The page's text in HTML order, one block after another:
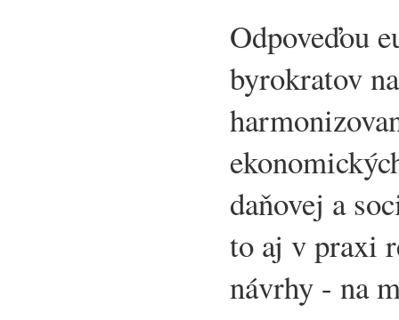
Odpoveďou
byrokratov
daňovej a
to aj v praxi
návrhy - na